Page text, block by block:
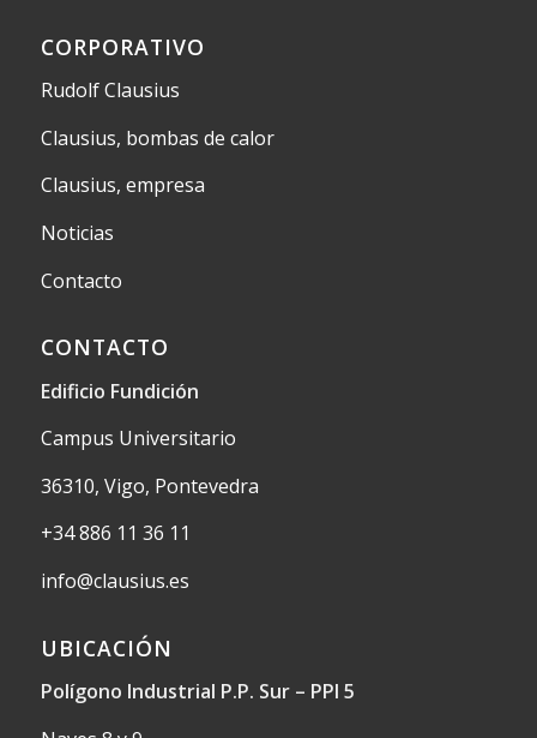
CORPORATIVO
Rudolf Clausius
Clausius, bombas de calor
Clausius, empresa
Noticias
Contacto
CONTACTO
Edificio Fundición
Campus Universitario
36310, Vigo, Pontevedra
+34 886 11 36 11
info@clausius.es
UBICACIÓN
Polígono Industrial P.P. Sur – PPI 5